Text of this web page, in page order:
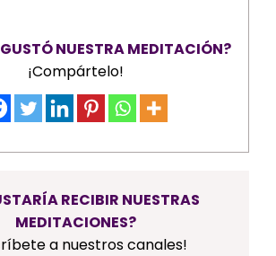
NUESTRA MEDITACIÓN?
¡Compártelo!
RECIBIR NUESTRAS
MEDITACIONES?
a nuestros canales!